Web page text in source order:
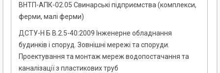
ВНТП-АПК-02.05 Свинарські підприємства (комплекси,
ферми, малі ферми)
ДСТУ-Н Б В.2.5-40:2009 Інженерне обладнання
будинків і споруд. Зовнішні мережі та споруди.
Проектування та монтаж мереж водопостачання та
каналізації з пластикових труб